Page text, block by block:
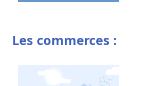
Les commerces :